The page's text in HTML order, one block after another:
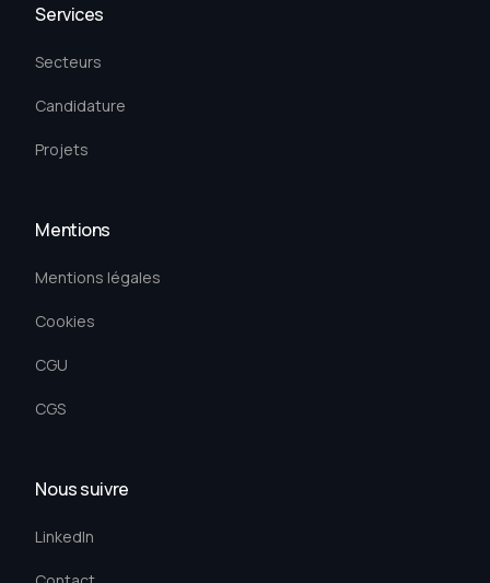
Services
Secteurs
Candidature
Projets
Mentions
Mentions légales
Cookies
CGU
CGS
Nous suivre
LinkedIn